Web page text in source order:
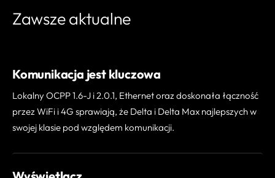
Zawsze aktualne
Komunikacja jest kluczowa
Lokalny OCPP 1.6-J i 2.0.1, Ethernet oraz doskonała łączność
przez WiFi i 4G sprawiają, że Delta i Delta Max najlepszych w
swojej klasie pod względem komunikacji.